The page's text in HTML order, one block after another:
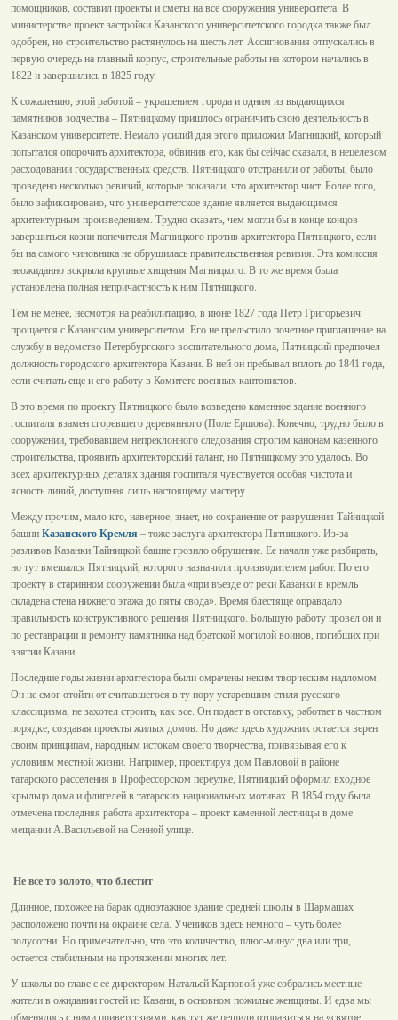
помощников, составил проекты и сметы на все сооружения университета. В
министерстве проект застройки Казанского университетского городка также был
одобрен, но строительство растянулось на шесть лет. Ассигнования отпускались в
первую очередь на главный корпус, строительные работы на котором начались в
1822 и завершились в 1825 году.
К сожалению, этой работой – украшением города и одним из выдающихся
памятников зодчества – Пятницкому пришлось ограничить свою деятельность в
Казанском университете. Немало усилий для этого приложил Магницкий, который
попытался опорочить архитектора, обвинив его, как бы сейчас сказали, в нецелевом
расходовании государственных средств. Пятницкого отстранили от работы, было
проведено несколько ревизий, которые показали, что архитектор чист. Более того,
было зафиксировано, что университетское здание является выдающимся
архитектурным произведением. Трудно сказать, чем могли бы в конце концов
завершиться козни попечителя Магницкого против архитектора Пятницкого, если
бы на самого чиновника не обрушилась правительственная ревизия. Эта комиссия
неожиданно вскрыла крупные хищения Магницкого. В то же время была
установлена полная непричастность к ним Пятницкого.
Тем не менее, несмотря на реабилитацию, в июне 1827 года Петр Григорьевич
прощается с Казанским университетом. Его не прельстило почетное приглашение на
службу в ведомство Петербургского воспитательного дома, Пятницкий предпочел
должность городского архитектора Казани. В ней он пребывал вплоть до 1841 года,
если считать еще и его работу в Комитете военных кантонистов.
В это время по проекту Пятницкого было возведено каменное здание военного
госпиталя взамен сгоревшего деревянного (Поле Ершова). Конечно, трудно было в
сооружении, требовавшем непреклонного следования строгим канонам казенного
строительства, проявить архитекторский талант, но Пятницкому это удалось. Во
всех архитектурных деталях здания госпиталя чувствуется особая чистота и
ясность линий, доступная лишь настоящему мастеру.
Между прочим, мало кто, наверное, знает, но сохранение от разрушения Тайницкой
башни Казанского Кремля – тоже заслуга архитектора Пятницкого. Из-за
разливов Казанки Тайницкой башне грозило обрушение. Ее начали уже разбирать,
но тут вмешался Пятницкий, которого назначили производителем работ. По его
проекту в старинном сооружении была «при въезде от реки Казанки в кремль
складена стена нижнего этажа до пяты свода». Время блестяще оправдало
правильность конструктивного решения Пятницкого. Большую работу провел он и
по реставрации и ремонту памятника над братской могилой воинов, погибших при
взятии Казани.
Последние годы жизни архитектора были омрачены неким творческим надломом.
Он не смог отойти от считавшегося в ту пору устаревшим стиля русского
классицизма, не захотел строить, как все. Он подает в отставку, работает в частном
порядке, создавая проекты жилых домов. Но даже здесь художник остается верен
своим принципам, народным истокам своего творчества, привязывая его к
условиям местной жизни. Например, проектируя дом Павловой в районе
татарского расселения в Профессорском переулке, Пятницкий оформил входное
крыльцо дома и флигелей в татарских национальных мотивах. В 1854 году была
отмечена последняя работа архитектора – проект каменной лестницы в доме
мещанки А.Васильевой на Сенной улице.
Не все то золото, что блестит
Длинное, похожее на барак одноэтажное здание средней школы в Шармашах
расположено почти на окраине села. Учеников здесь немного – чуть более
полусотни. Но примечательно, что это количество, плюс-минус два или три,
остается стабильным на протяжении многих лет.
У школы во главе с ее директором Натальей Карповой уже собрались местные
жители в ожидании гостей из Казани, в основном пожилые женщины. И едва мы
обменялись с ними приветствиями, как тут же решили отправиться на «святое